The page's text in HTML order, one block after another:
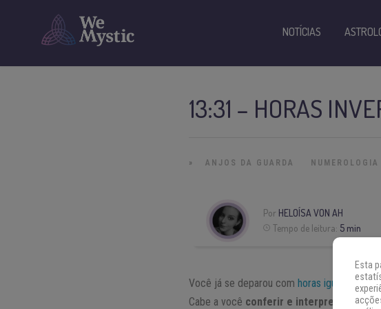
13:31 – HORAS
» ANJOS DA GUARDA NUMEROLOGIA
Por HELOÍSA VON AH
Tempo de leitura: 5 min
Você já se deparou comhoras iguais ou
Cabe a você conferir e interpretar, para
NOTÍCIAS
Esta